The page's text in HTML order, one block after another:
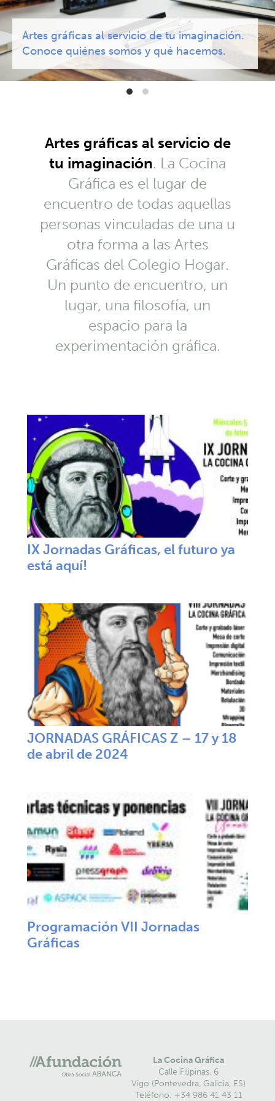
Artes gráficas al servicio de tu imaginación.
Conoce quiénes somos y qué hacemos.
Artes gráficas al servicio de
tu imaginación. La Cocina
Gráfica es el lugar de
encuentro de todas aquellas
personas vinculadas de una u
otra forma a las Artes
Gráficas del Colegio Hogar.
Un punto de encuentro, un
lugar, una filosofía, un
espacio para la
experimentación gráfica.
IX Jornadas Gráficas, el futuro ya
está aquí!
JORNADAS GRÁFICAS Z – 17 y 18
de abril de 2024
Programación VII Jornadas
Gráficas
La Cocina Gráfica
Calle Filipinas, 6
Vigo (Pontevedra, Galicia, ES)
Teléfono: +34 986 41 43 11